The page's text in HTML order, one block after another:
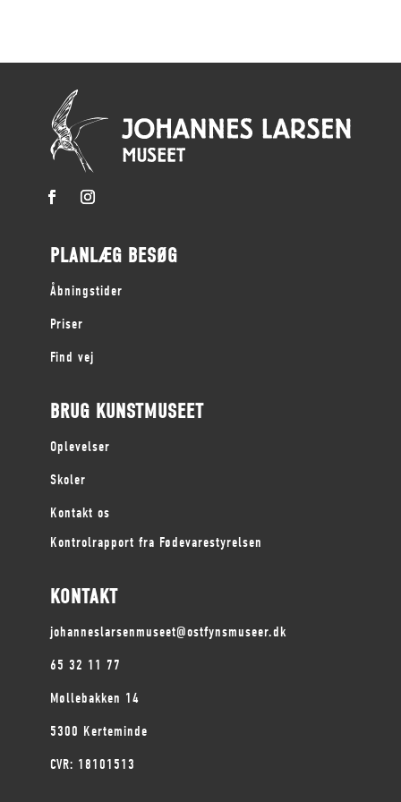
PLANLÆG BESØG
Åbningstider
Priser
Find vej
BRUG KUNSTMUSEET
Oplevelser
Skoler
Kontakt os
Kontrolrapport fra Fødevarestyrelsen
KONTAKT
johanneslarsenmuseet@ostfynsmuseer.dk
65 32 11 77
Møllebakken 14
5300 Kerteminde
CVR: 18101513